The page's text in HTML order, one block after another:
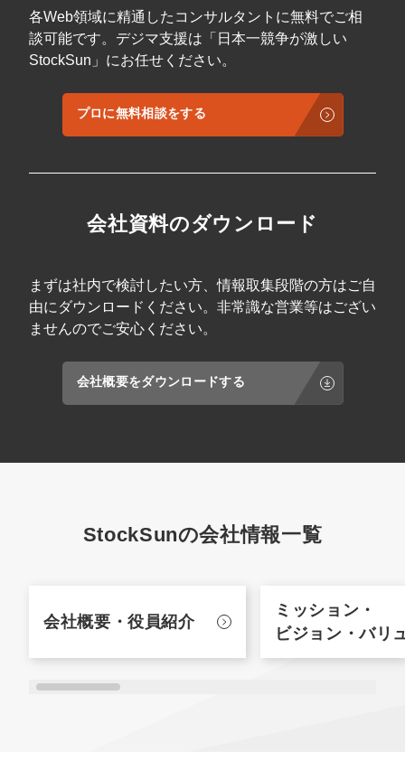
各Web領域に精通したコンサルタントに無料でご相
談可能です。デジマ支援は「日本一競争が激しい
StockSun」にお任せください。
プロに無料相談をする
会社資料のダウンロード
まずは社内で検討したい方、情報取集段階の方はご自
由にダウンロードください。非常識な営業等はござい
ませんのでご安心ください。
会社概要をダウンロードする
StockSunの会社情報一覧
会社概要・役員紹介
ミッション・
ビジョン・バリ